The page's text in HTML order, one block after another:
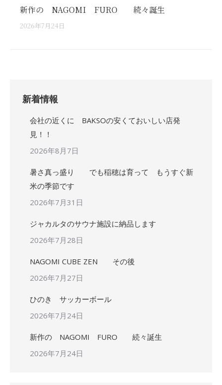
新作の NAGOMI FURO 続々誕生
2026年7月24日
新着情報
会社の近くに BAKSOの安くておいしい店発
見！！
2026年8月7日
暑さ真っ盛り でも稲穂は育って もうすぐ新
米の季節です
2026年7月31日
ジャカルタのサウナ施設に納品します
2026年7月28日
NAGOMI CUBE ZEN その後
2026年7月27日
ひのき サッカーボール
2026年7月24日
新作の NAGOMI FURO 続々誕生
2026年7月24日